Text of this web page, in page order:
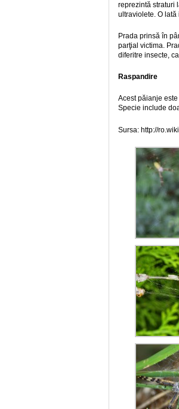
reprezintă straturi
ultraviolete. O
Prada prinsă în
parţial victima.
diferitre insecte,
Raspandire
Acest păianje
Specie include
Sursa: http://